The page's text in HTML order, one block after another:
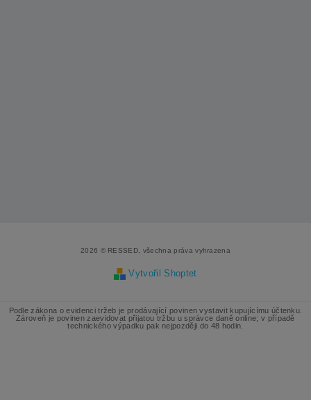
2026 © RESSED, všechna práva vyhrazena
Vytvořil Shoptet
Podle zákona o evidenci tržeb je prodávající povinen vystavit kupujícímu účtenku.
Zároveň je povinen zaevidovat přijatou tržbu u správce daně online; v případě
technického výpadku pak nejpozději do 48 hodin.